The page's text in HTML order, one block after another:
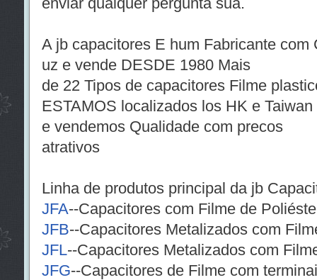
A jb capacitores E hum Fabricante com
uz e vende DESDE 1980 Mais
de 22 Tipos de capacitores Filme
ESTAMOS localizados los HK e
e vendemos Qualidade com precos
atrativos
Linha de produtos principal da jb
JFA--Capacitores com Filme de
JFB--Capacitores Metalizados com
JFL--Capacitores Metalizados com
JFG--Capacitores de Filme com